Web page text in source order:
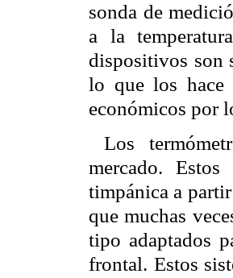
sonda de
a la
dispositivos son
lo que los hace
económicos por
Los
mercado.
timpánica a
que muchas
tipo adaptados
frontal. Estos